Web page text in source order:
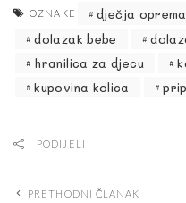
OZNAKE dječja oprema
dolazak bebe
hranilica za djecu
kupovina kolica
PODIJELI
PRETHODNI ČLANAK